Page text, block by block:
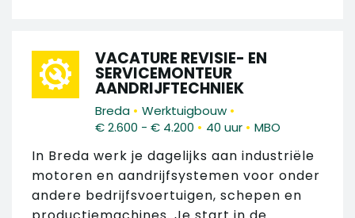
VACATURE REVISIE- EN
SERVICEMONTEUR
AANDRIJFTECHNIEK
Breda • Werktuigbouw •
€ 2.600 - € 4.200 • 40 uur • MBO
In Breda werk je dagelijks aan industriële
motoren en aandrijfsystemen voor onder
andere bedrijfsvoertuigen, schepen en